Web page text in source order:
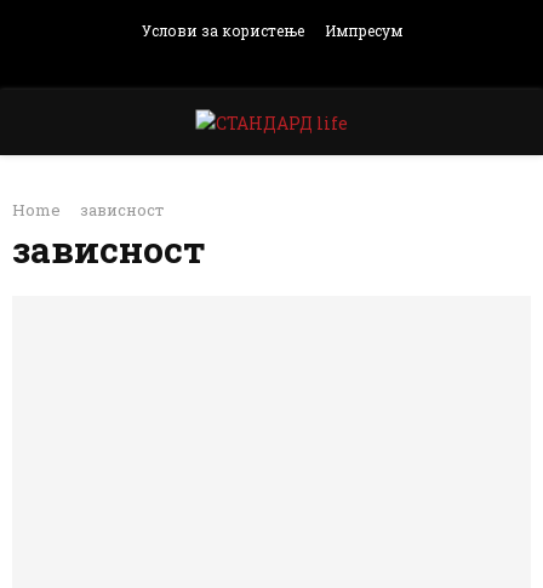
Услови за користење Импресум
PRIMARY
MENU
Home зависност
зависност